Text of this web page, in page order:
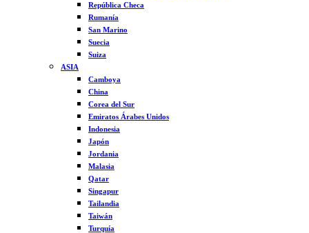
República Checa
Rumanía
San Marino
Suecia
Suiza
ASIA
Camboya
China
Corea del Sur
Emiratos Árabes Unidos
Indonesia
Japón
Jordania
Malasia
Qatar
Singapur
Tailandia
Taiwán
Turquía